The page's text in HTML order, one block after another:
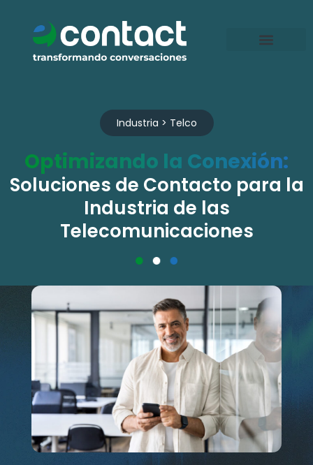
contenido
Industria > Telco
Optimizando la Conexión:
Soluciones de Contacto para la
Industria de las
Telecomunicaciones